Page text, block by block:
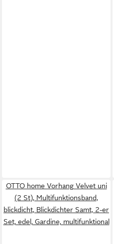
OTTO home Vorhang Velvet uni
(2 St), Multifunktionsband,
blickdicht, Blickdichter Samt, 2-er
Set, edel, Gardine, multifunktional